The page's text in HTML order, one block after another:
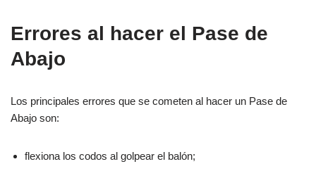
Errores al hacer el Pase de
Abajo
Los principales errores que se cometen al hacer un Pase de
Abajo son:
flexiona los codos al golpear el balón;